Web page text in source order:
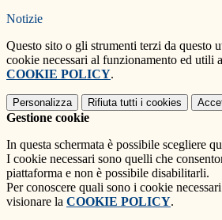
Notizie
Questo sito o gli strumenti terzi da questo
cookie necessari al funzionamento ed utili
COOKIE POLICY.
Personalizza Rifiuta tutti i cookies
Gestione cookie
In questa schermata è possibile scegliere
I cookie necessari sono quelli che
piattaforma e non è possibile disabilitarli.
Per conoscere quali sono i cookie
visionare la COOKIE POLICY.